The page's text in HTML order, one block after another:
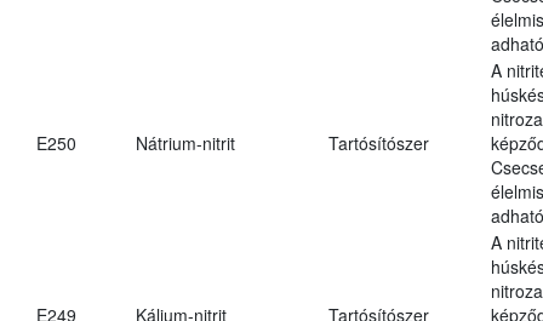
E250 Nátrium-nitrit Tartósítószer
A
E249 Kálium-nitrit Tartósítószer
A